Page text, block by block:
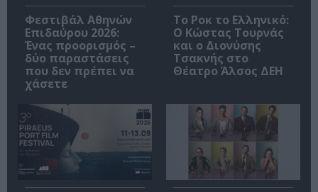
Φεστιβάλ Αθηνών
Επιδαύρου 2026:
Ένας προορισμός –
δύο παραστάσεις
που δεν πρέπει να
χάσετε
Το Ροκ το Ελληνικό:
Ο Κώστας Τουρνάς
και ο Διονύσης
Τσακνής στο
Θέατρο Άλσος ΔΕΗ